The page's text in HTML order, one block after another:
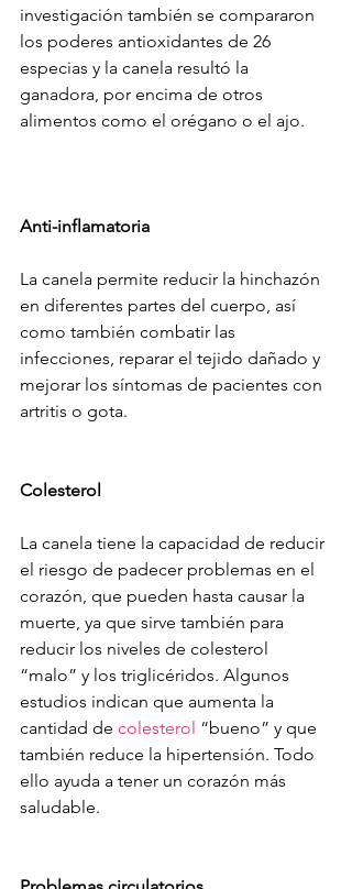
investigación también se compararon
los poderes antioxidantes de 26
especias y la canela resultó la
ganadora, por encima de otros
alimentos como el orégano o el ajo.
Anti-inflamatoria
La canela permite reducir la hinchazón
en diferentes partes del cuerpo, así
como también combatir las
infecciones, reparar el tejido dañado y
mejorar los síntomas de pacientes con
artritis o gota.
Colesterol
La canela tiene la capacidad de reducir
el riesgo de padecer problemas en el
corazón, que pueden hasta causar la
muerte, ya que sirve también para
reducir los niveles de colesterol
“malo” y los triglicéridos. Algunos
estudios indican que aumenta la
cantidad de colesterol “bueno” y que
también reduce la hipertensión. Todo
ello ayuda a tener un corazón más
saludable.